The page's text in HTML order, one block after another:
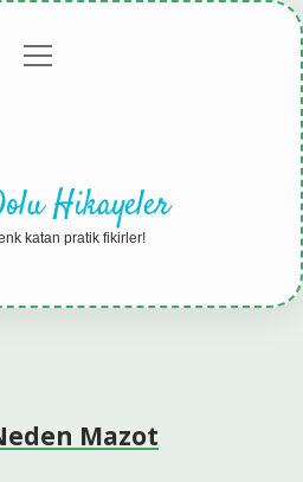
menüyü
Hikayeler
katan pratik fikirler!
Mazot